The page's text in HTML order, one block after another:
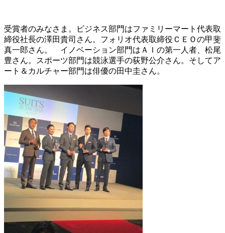
受賞者のみなさま。ビジネス部門はファミリーマート代表取
締役社長の澤田貴司さん。フォリオ代表取締役ＣＥＯの甲斐
真一郎さん。 イノベーション部門はＡＩの第一人者、松尾
豊さん。スポーツ部門は競泳選手の荻野公介さん。そしてア
ート＆カルチャー部門は俳優の田中圭さん。